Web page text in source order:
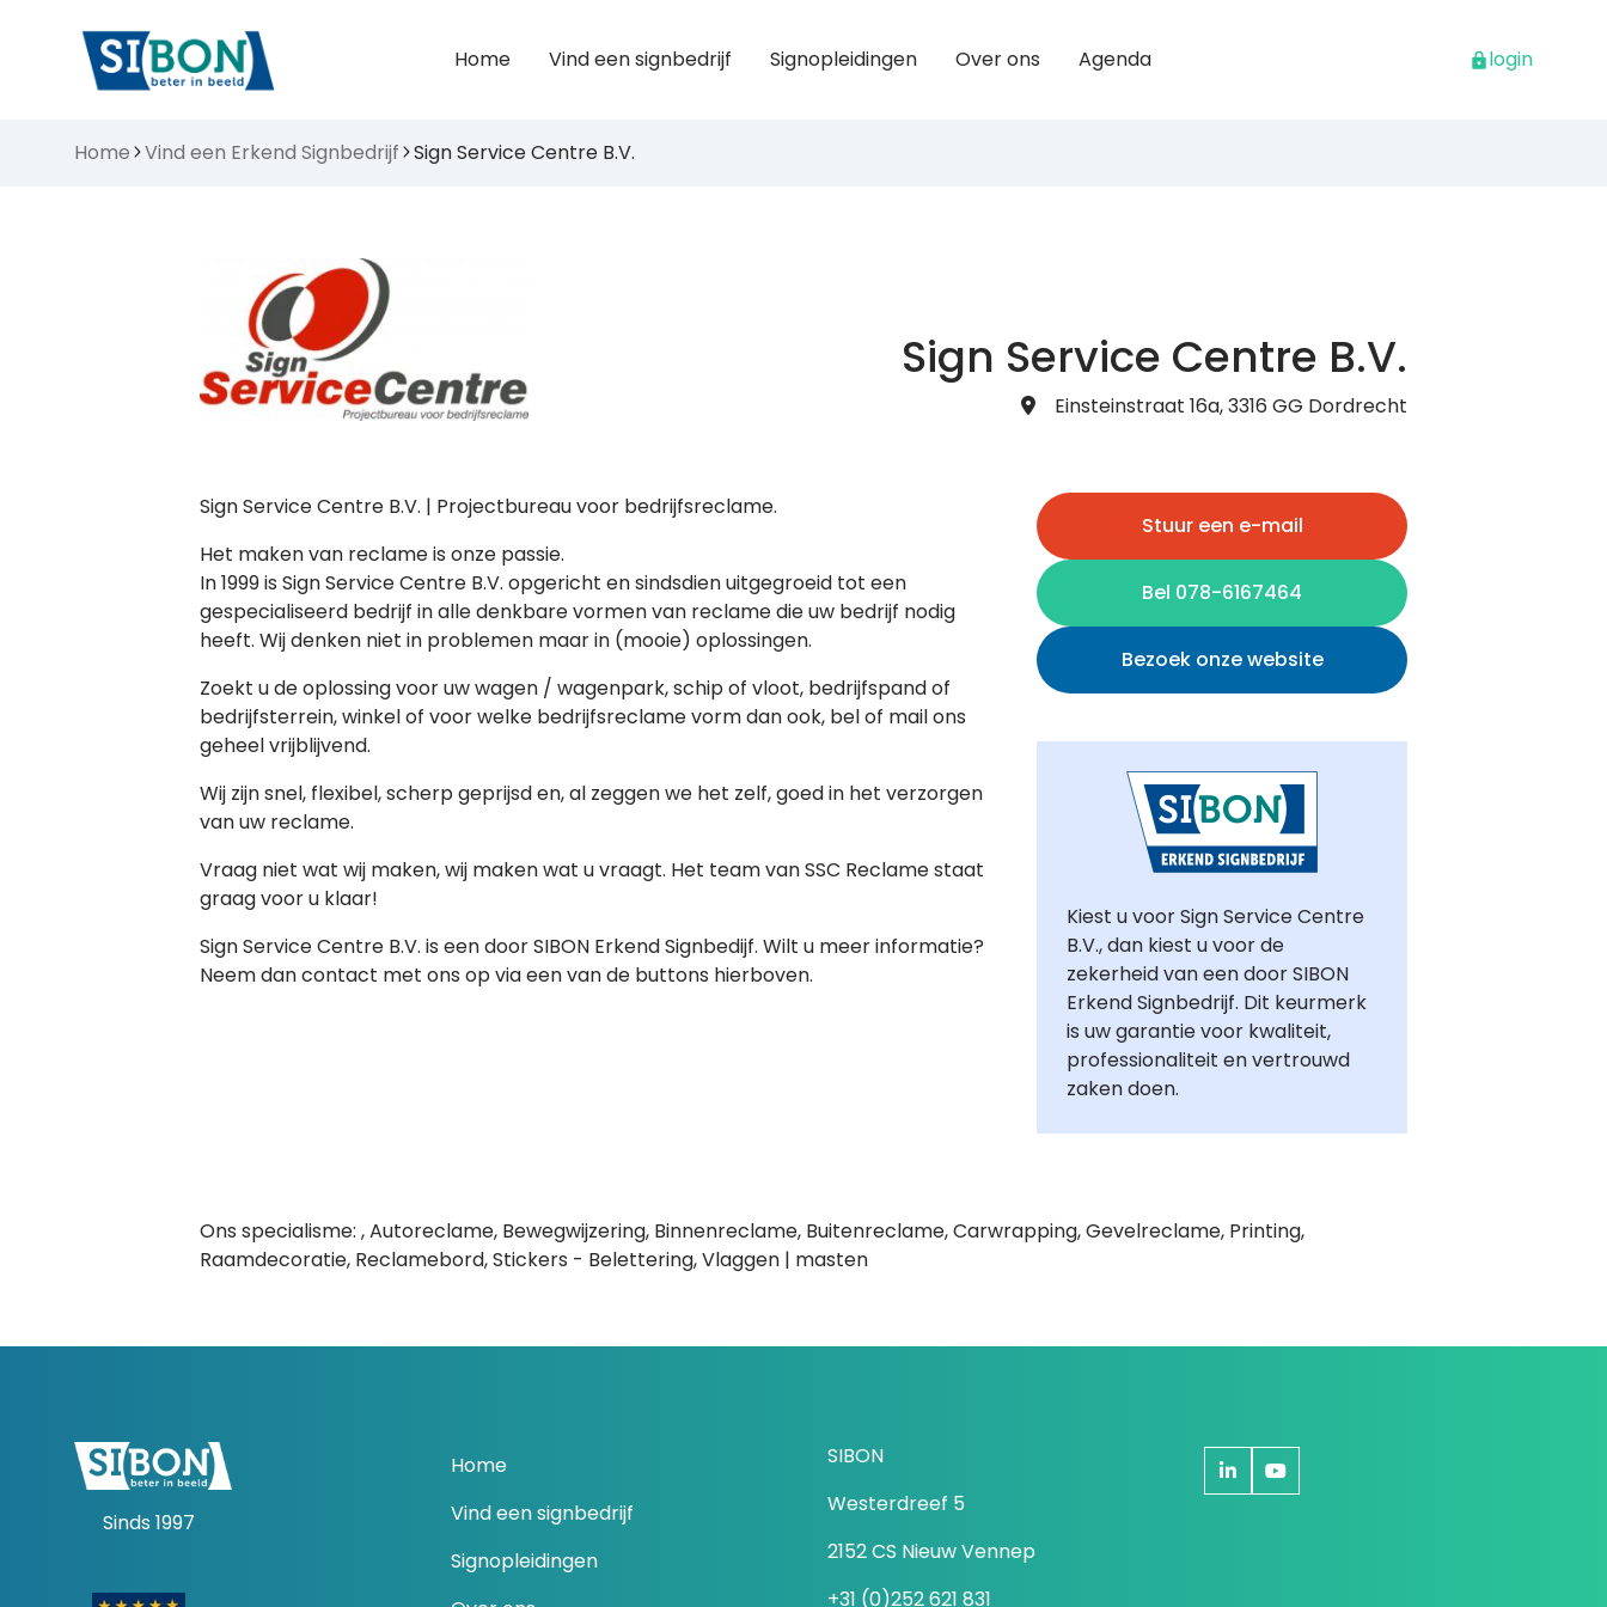
Home Vind een signbedrijf Signopleidingen Over ons Agenda login
Home Vind een Erkend Signbedrijf Sign Service Centre B.V.
Sign Service Centre B.V.
Einsteinstraat 16a, 3316 GG Dordrecht
Sign Service Centre B.V. | Projectbureau voor bedrijfsreclame.
Het maken van reclame is onze passie.
In 1999 is Sign Service Centre B.V. opgericht en sindsdien uitgegroeid tot een
gespecialiseerd bedrijf in alle denkbare vormen van reclame die uw bedrijf nodig
heeft. Wij denken niet in problemen maar in (mooie) oplossingen.
Zoekt u de oplossing voor uw wagen / wagenpark, schip of vloot, bedrijfspand of
bedrijfsterrein, winkel of voor welke bedrijfsreclame vorm dan ook, bel of mail ons
geheel vrijblijvend.
Wij zijn snel, flexibel, scherp geprijsd en, al zeggen we het zelf, goed in het verzorgen
van uw reclame.
Vraag niet wat wij maken, wij maken wat u vraagt. Het team van SSC Reclame staat
graag voor u klaar!
Sign Service Centre B.V. is een door SIBON Erkend Signbedijf. Wilt u meer informatie?
Neem dan contact met ons op via een van de buttons hierboven.
Stuur een e-mail
Bel 078-6167464
Bezoek onze website
Kiest u voor Sign Service Centre
B.V., dan kiest u voor de
zekerheid van een door SIBON
Erkend Signbedrijf. Dit keurmerk
is uw garantie voor kwaliteit,
professionaliteit en vertrouwd
zaken doen.
Ons specialisme: , Autoreclame, Bewegwijzering, Binnenreclame, Buitenreclame, Carwrapping, Gevelreclame, Printing,
Raamdecoratie, Reclamebord, Stickers - Belettering, Vlaggen | masten
Sinds 1997
Home
Vind een signbedrijf
Signopleidingen
SIBON
Westerdreef 5
2152 CS Nieuw Vennep
+31 (0)252 621 831